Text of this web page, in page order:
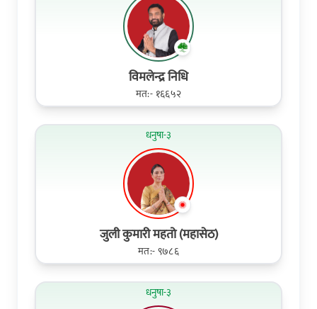
विमलेन्द्र निधि
मत:- १६६५२
धनुषा-३
जुली कुमारी महतो (महासेठ)
मत:- ९७८६
धनुषा-३